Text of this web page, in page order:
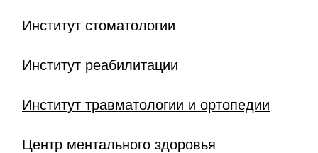
Институт стоматологии
Институт реабилитации
Институт травматологии и ортопедии
Центр ментального здоровья